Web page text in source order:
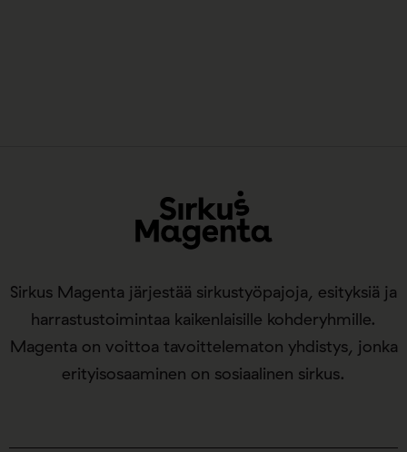
Sirkus Magenta järjestää sirkustyöpajoja, esityksiä ja
harrastustoimintaa kaikenlaisille kohderyhmille.
Magenta on voittoa tavoittelematon yhdistys, jonka
erityisosaaminen on sosiaalinen sirkus.